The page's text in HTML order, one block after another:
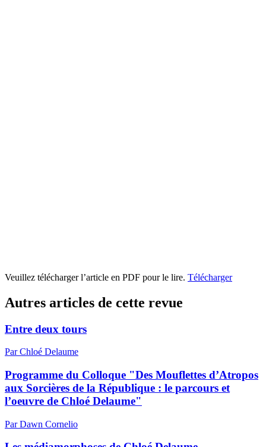
Veuillez télécharger l’article en PDF pour le lire. Télécharger
Autres articles de cette revue
Entre deux tours
Par Chloé Delaume
Programme du Colloque "Des Mouflettes d’Atropos
aux Sorcières de la République : le parcours et
l’oeuvre de Chloé Delaume"
Par Dawn Cornelio